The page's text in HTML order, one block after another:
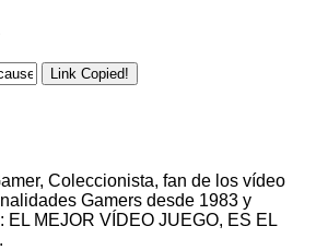
Link Copied!
Coleccionista, fan de los vídeo
Gamers desde 1983 y
EL MEJOR VÍDEO JUEGO, ES EL